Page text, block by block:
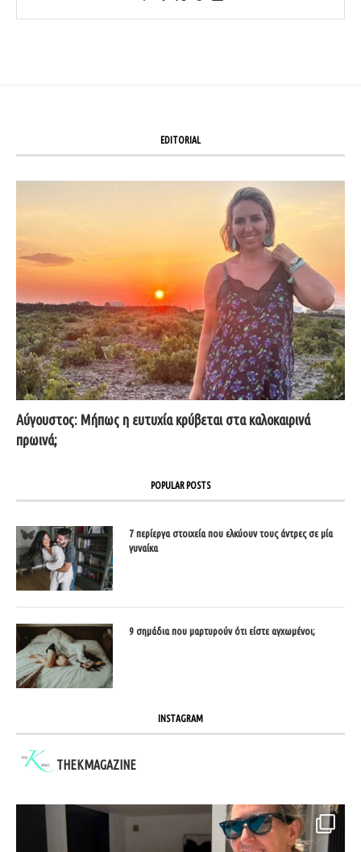
EDITORIAL
Αύγουστος: Μήπως η ευτυχία κρύβεται στα καλοκαιρινά
πρωινά;
POPULAR POSTS
7 περίεργα στοιχεία που ελκύουν τους άντρες σε μία
γυναίκα
9 σημάδια που μαρτυρούν ότι είστε αγχωμένοι;
INSTAGRAM
THEKMAGAZINE